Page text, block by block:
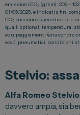
Gruppo Spazio
Il Gruppo Spazio
Impegno per
Comunità Energetica
Sedi e Recapiti
News ed Eventi
emissioni CO2(g/km): 203 –
01/05/2025, e indicati a fini
CO2possono essere diversi e
quali: optional, temperatura,
equipaggiamenti (aria
ecc.), pneumatici, condizioni
Stelvio:
Alfa Romeo Stelvio
davvero ampia, sia